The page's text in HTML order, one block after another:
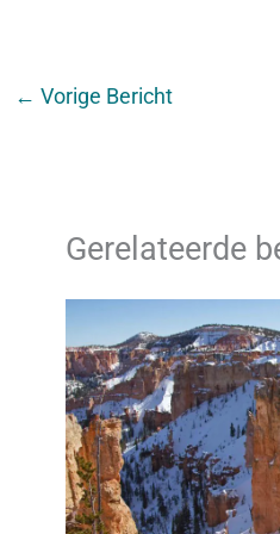
← Vorige Bericht
Gerelateerde